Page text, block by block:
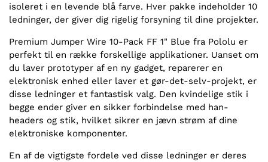
isoleret i en levende blå farve. Hver pakke indeholder 10
ledninger, der giver dig rigelig forsyning til dine projekter.
Premium Jumper Wire 10-Pack FF 1" Blue fra Pololu er
perfekt til en række forskellige applikationer. Uanset om
du laver prototyper af en ny gadget, reparerer en
elektronisk enhed eller laver et gør-det-selv-projekt, er
disse ledninger et fantastisk valg. Den kvindelige stik i
begge ender giver en sikker forbindelse med han-
headers og stik, hvilket sikrer en jævn strøm af dine
elektroniske komponenter.
En af de vigtigste fordele ved disse ledninger er deres